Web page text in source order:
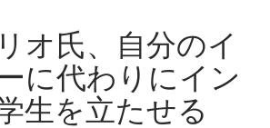
オ氏、自分のイ
に代わりにイン
生を立たせる